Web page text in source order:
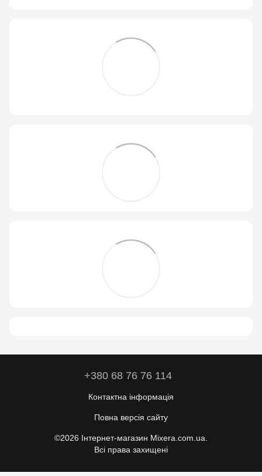
+380 68 76 76 114
Контактна інформація
Повна версія сайту
©2026 Інтернет-магазин Mixera.com.ua.
Всі права захищені